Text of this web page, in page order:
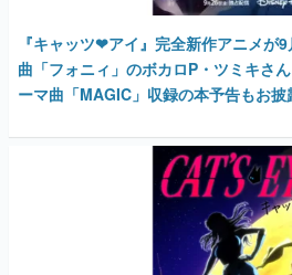
運営：株式会社マレ
『キャッツ❤アイ』完全新作アニメが
曲「フォニィ」のボカロP・ツミキさ
ーマ曲「MAGIC」収録の本予告もお披